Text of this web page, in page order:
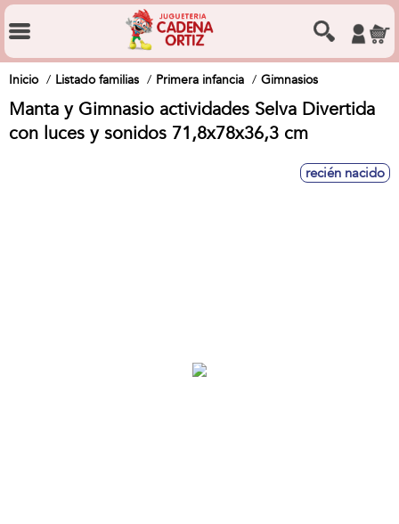
Inicio Listado familias Primera infancia Gimnasios
Manta y Gimnasio actividades Selva Divertida
con luces y sonidos 71,8x78x36,3 cm
recién nacido